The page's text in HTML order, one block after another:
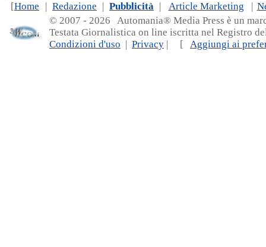
[Home | Redazione | Pubblicità | Article Marketing |
© 2007 - 2026 Automania® Media Press è un
Testata Giornalistica on line iscritta nel Registro
Condizioni d'uso | Privacy | [ Aggiungi ai